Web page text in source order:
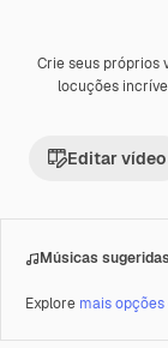
Crie seus próprios
locuções
Editar vídeo
Músicas
Explore mais